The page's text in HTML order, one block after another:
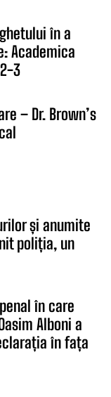
în a
Academica
3
– Dr. Brown’s
și anumite
poliția, un
în care
Alboni a
în fața